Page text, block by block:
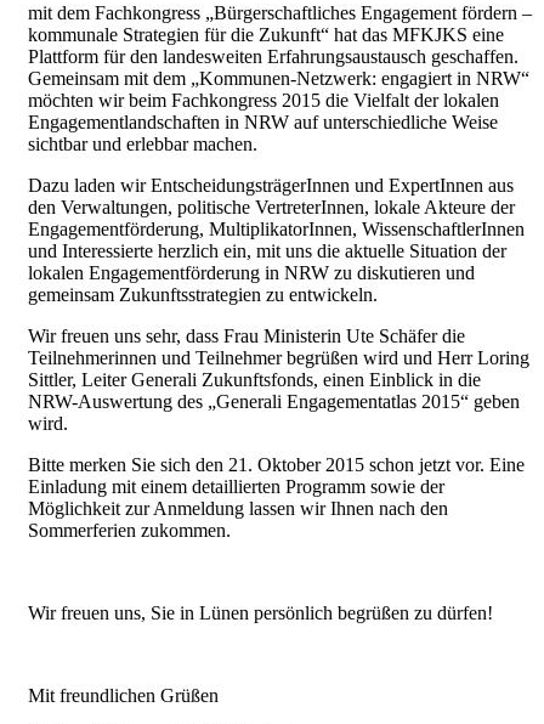
mit dem Fachkongress „Bürgerschaftliches Engagement fördern –
kommunale Strategien für die Zukunft“ hat das MFKJKS eine
Plattform für den landesweiten Erfahrungsaustausch geschaffen.
Gemeinsam mit dem „Kommunen-Netzwerk: engagiert in NRW“
möchten wir beim Fachkongress 2015 die Vielfalt der lokalen
Engagementlandschaften in NRW auf unterschiedliche Weise
sichtbar und erlebbar machen.
Dazu laden wir EntscheidungsträgerInnen und ExpertInnen aus
den Verwaltungen, politische VertreterInnen, lokale Akteure der
Engagementförderung, MultiplikatorInnen, WissenschaftlerInnen
und Interessierte herzlich ein, mit uns die aktuelle Situation der
lokalen Engagementförderung in NRW zu diskutieren und
gemeinsam Zukunftsstrategien zu entwickeln.
Wir freuen uns sehr, dass Frau Ministerin Ute Schäfer die
Teilnehmerinnen und Teilnehmer begrüßen wird und Herr Loring
Sittler, Leiter Generali Zukunftsfonds, einen Einblick in die
NRW-Auswertung des „Generali Engagementatlas 2015“ geben
wird.
Bitte merken Sie sich den 21. Oktober 2015 schon jetzt vor. Eine
Einladung mit einem detaillierten Programm sowie der
Möglichkeit zur Anmeldung lassen wir Ihnen nach den
Sommerferien zukommen.
Wir freuen uns, Sie in Lünen persönlich begrüßen zu dürfen!
Mit freundlichen Grüßen